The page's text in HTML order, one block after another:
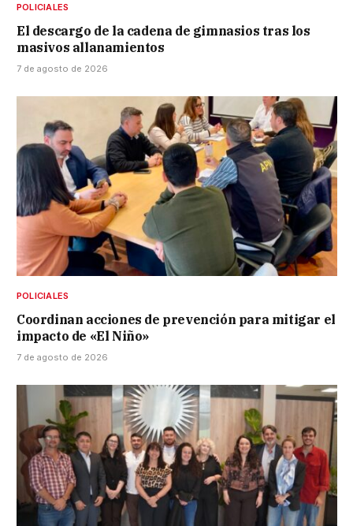
POLICIALES
El descargo de la cadena de gimnasios tras los
masivos allanamientos
7 de agosto de 2026
POLICIALES
Coordinan acciones de prevención para mitigar el
impacto de «El Niño»
7 de agosto de 2026